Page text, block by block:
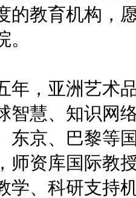
的教育机构，
，亚洲艺术品
智慧、知识网
东京、巴黎等
师资库国际教
学、科研支持